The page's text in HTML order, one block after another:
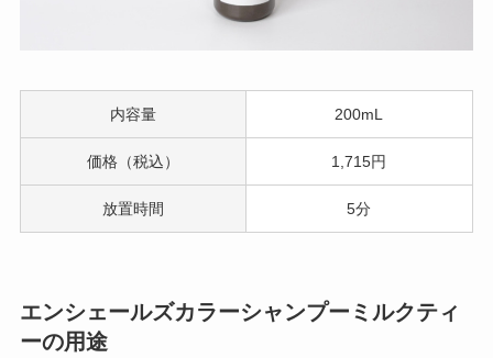
内容量 200mL
価格（税込） 1,715円
放置時間 5分
エンシェールズカラーシャンプー ミルクティ
ーの用途